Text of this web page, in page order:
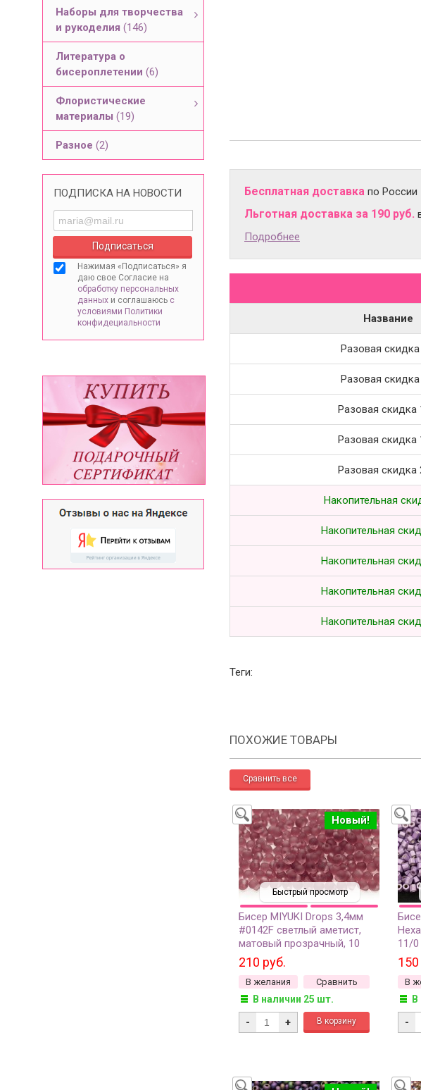
Наборы для творчества
и рукоделия (146)
Литература о
бисероплетении (6)
Флористические
материалы (19)
Разное (2)
ПОДПИСКА НА НОВОСТИ
Нажимая «Подписаться» я
даю свое Согласие на
обработку персональных
данных и соглашаюсь с
условиями Политики
конфидециальности
Бесплатная доставка по России
Льготная доставка за 190 руб.
Подробнее
Название
Разовая скидка
Разовая скидка
Разовая скидка
Разовая скидка
Разовая скидка
Накопительная
Накопительная
Накопительная
Накопительная
Накопительная
Теги:
ПОХОЖИЕ ТОВАРЫ
Быстрый просмотр
Новый!
Бисер MIYUKI Drops 3,4мм
#0142F светлый аметист,
матовый прозрачный, 10
грамм
210 руб.
В желания Сравнить
В наличии 25 шт.
- +
11/0
150
В
В
-